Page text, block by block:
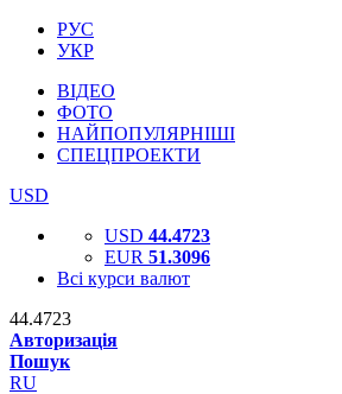
РУС
УКР
ВІДЕО
ФОТО
НАЙПОПУЛЯРНІШІ
СПЕЦПРОЕКТИ
USD
USD 44.4723
EUR 51.3096
Всі курси валют
44.4723
Авторизація
Пошук
RU